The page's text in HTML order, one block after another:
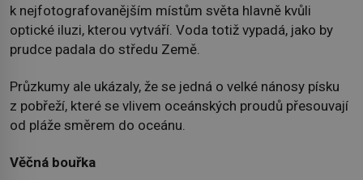
k nejfotografovanějším místům světa hlavně kvůli
optické iluzi, kterou vytváří. Voda totiž vypadá, jako by
prudce padala do středu Země.
Průzkumy ale ukázaly, že se jedná o velké nánosy písku
z pobřeží, které se vlivem oceánských proudů přesouvají
od pláže směrem do oceánu.
Věčná bouřka